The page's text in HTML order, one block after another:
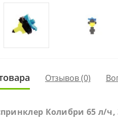
Отзывов (0)
Колибри 65 л/ч,